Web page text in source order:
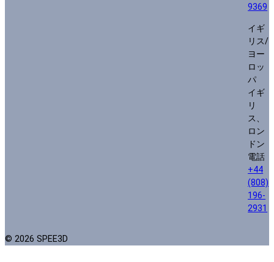
9369
イギ
リス/
ヨー
ロッ
パ
イギ
リ
ス、
ロン
ドン
電話
+44
(808)
196-
2931
© 2026 SPEE3D